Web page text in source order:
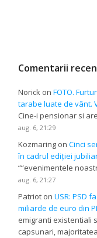
Comentarii
Norick onFOTO.
tarabe luate de vânt.
Cine-i pensionar si
aug. 6, 21:29
Kozmaring onCinci
în cadrul ediției
““evenimentele
aug. 6, 21:27
Patriot onUSR: PSD
miliarde de euro din
emigranti existentiali
capsunari,